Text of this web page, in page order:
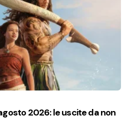
2026: le uscite da non